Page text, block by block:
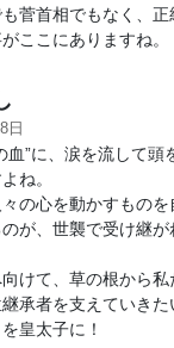
菅首相でもなく、
ここにありますね。
日
血”に、涙を流して頭
ね。
の心を動かすものを
が、世襲で受け継が
けて、草の根から私
承者を支えていきた
皇太子に！